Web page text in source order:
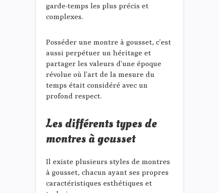
garde-temps les plus précis et
complexes.
Posséder une montre à gousset, c’est
aussi perpétuer un héritage et
partager les valeurs d’une époque
révolue où l’art de la mesure du
temps était considéré avec un
profond respect.
Les différents types de
montres à gousset
Il existe plusieurs styles de montres
à gousset, chacun ayant ses propres
caractéristiques esthétiques et